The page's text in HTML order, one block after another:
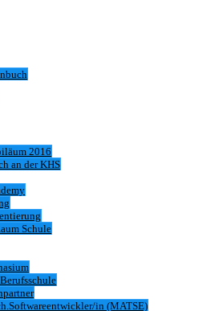
2016
an der KHS
Schule
in (MATSE)